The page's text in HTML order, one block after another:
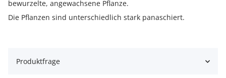
bewurzelte, angewachsene Pflanze.
Die Pflanzen sind unterschiedlich stark panaschiert.
Produktfrage